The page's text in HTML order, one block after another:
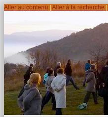
Aller au contenu Aller à la recherche